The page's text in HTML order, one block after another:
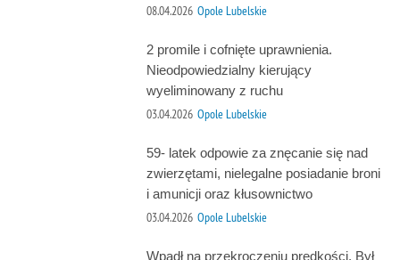
08.04.2026 Opole Lubelskie
2 promile i cofnięte uprawnienia.
Nieodpowiedzialny kierujący
wyeliminowany z ruchu
03.04.2026 Opole Lubelskie
59- latek odpowie za znęcanie się nad
zwierzętami, nielegalne posiadanie broni
i amunicji oraz kłusownictwo
03.04.2026 Opole Lubelskie
Wpadł na przekroczeniu prędkości. Był